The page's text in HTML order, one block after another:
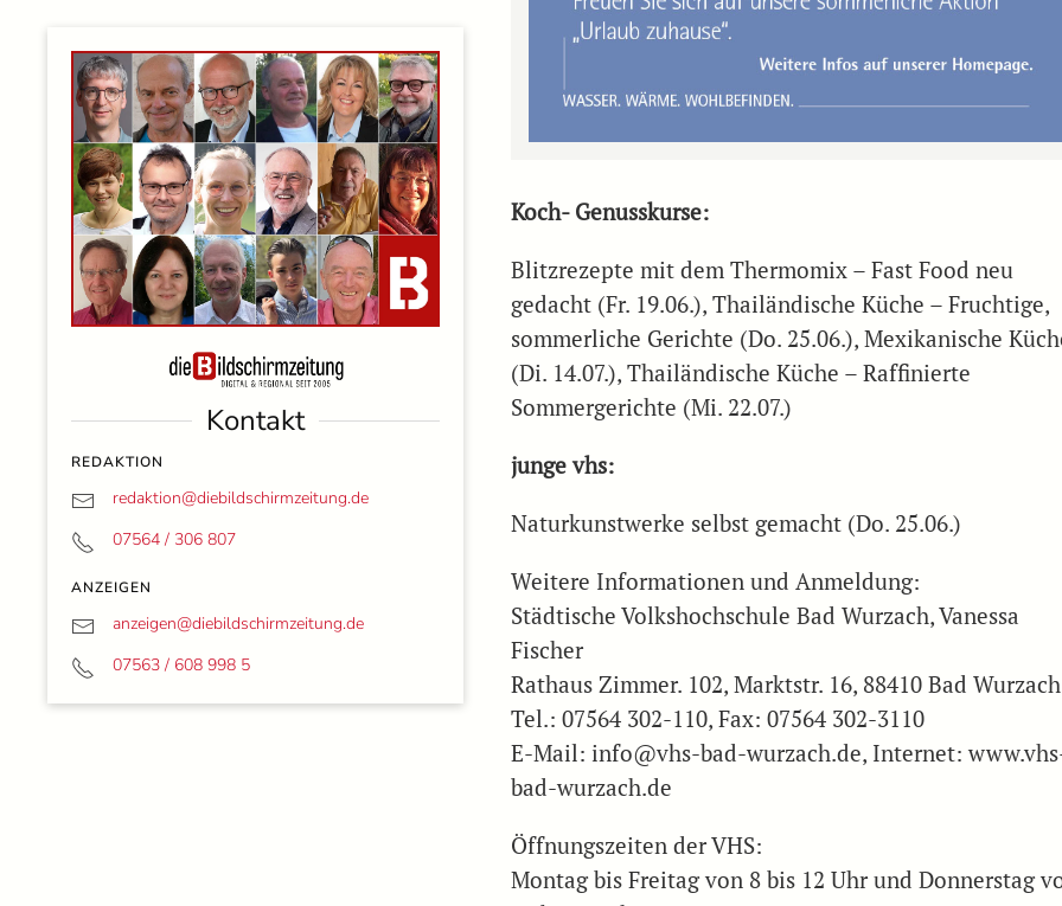
Kontakt
REDAKTION
redaktion@diebildschirmzeitung.de
07564 / 306 807
ANZEIGEN
anzeigen@diebildschirmzeitung.de
07563 / 608 998 5
Koch- Genusskurse:
Blitzrezepte mit dem Thermomix – Fast Food neu
gedacht (Fr. 19.06.), Thailändische Küche – Fruchtige,
sommerliche Gerichte (Do. 25.06.), Mexikanische
(Di. 14.07.), Thailändische Küche – Raffinierte
Sommergerichte (Mi. 22.07.)
junge vhs:
Naturkunstwerke selbst gemacht (Do. 25.06.)
Weitere Informationen und Anmeldung:
Städtische Volkshochschule Bad Wurzach, Vanessa
Fischer
Rathaus Zimmer. 102, Marktstr. 16, 88410 Bad Wurzach
Tel.: 07564 302-110, Fax: 07564 302-3110
E-Mail: info@vhs-bad-wurzach.de, Internet:
bad-wurzach.de
Öffnungszeiten der VHS:
Montag bis Freitag von 8 bis 12 Uhr und Donnerstag